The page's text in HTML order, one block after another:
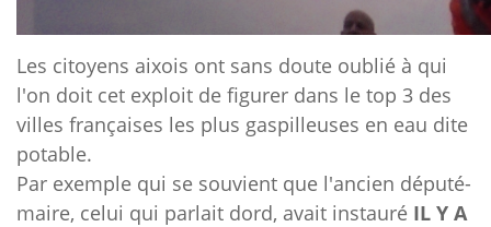
Les citoyens aixois ont sans doute oublié à qui
l'on doit cet exploit de figurer dans le top 3 des
villes françaises les plus gaspilleuses en eau dite
potable.
Par exemple qui se souvient que l'ancien député-
maire, celui qui parlait dord, avait instauré IL Y A